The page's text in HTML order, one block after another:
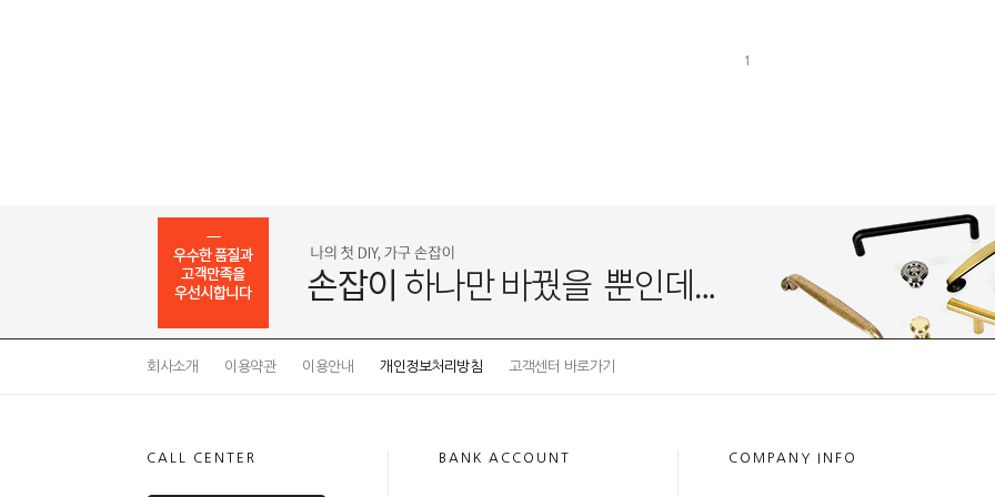
1
회사소개 이용약관 이용안내 개인정보처리방침 고객센터 바로가기
CALL CENTER BANK ACCOUNT COMPANY INFO